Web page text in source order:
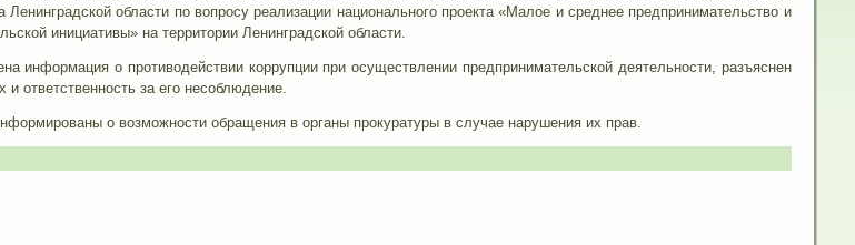
Ленинградской области по вопросу реализации национального проекта «Малое и среднее предпринимательство и
инициативы» на территории Ленинградской области.
информация о противодействии коррупции при осуществлении предпринимательской деятельности, разъяснен
ответственность за его несоблюдение.
о возможности обращения в органы прокуратуры в случае нарушения их прав.